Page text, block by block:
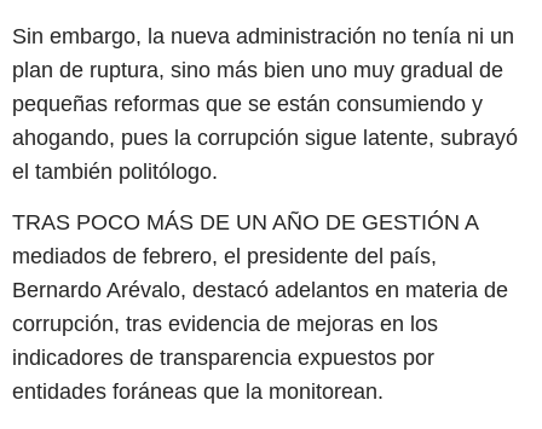
Sin embargo, la nueva administración no tenía ni un
plan de ruptura, sino más bien uno muy gradual de
pequeñas reformas que se están consumiendo y
ahogando, pues la corrupción sigue latente, subrayó
el también politólogo.
TRAS POCO MÁS DE UN AÑO DE GESTIÓN A
mediados de febrero, el presidente del país,
Bernardo Arévalo, destacó adelantos en materia de
corrupción, tras evidencia de mejoras en los
indicadores de transparencia expuestos por
entidades foráneas que la monitorean.